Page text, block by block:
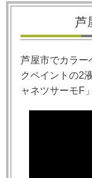
芦
芦屋市でカラー
クペイントの2
ャネツサーモF